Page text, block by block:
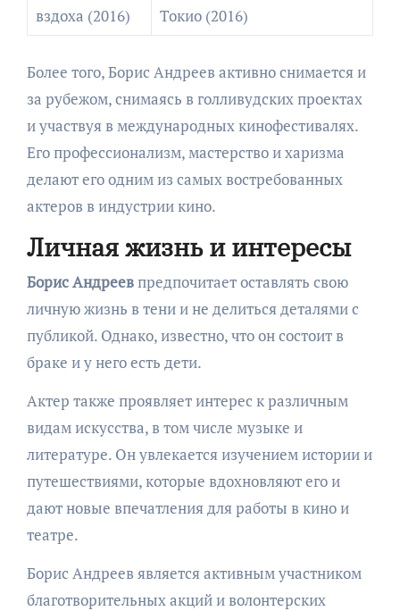
вздоха (2016)
Токио (2016)
Более того, Борис Андреев активно снимается и
за рубежом, снимаясь в голливудских проектах
и участвуя в международных кинофестивалях.
Его профессионализм, мастерство и харизма
делают его одним из самых востребованных
актеров в индустрии кино.
Личная жизнь и интересы
Борис Андреевпредпочитает оставлять свою
личную жизнь в тени и не делиться деталями с
публикой. Однако, известно, что он состоит в
браке и у него есть дети.
Актер также проявляет интерес к различным
видам искусства, в том числе музыке и
литературе. Он увлекается изучением истории и
путешествиями, которые вдохновляют его и
дают новые впечатления для работы в кино и
театре.
Борис Андреев является активным участником
благотворительных акций и волонтерских